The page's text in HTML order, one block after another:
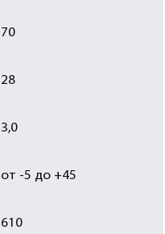
70
28
3,0
от -5 до +45
610